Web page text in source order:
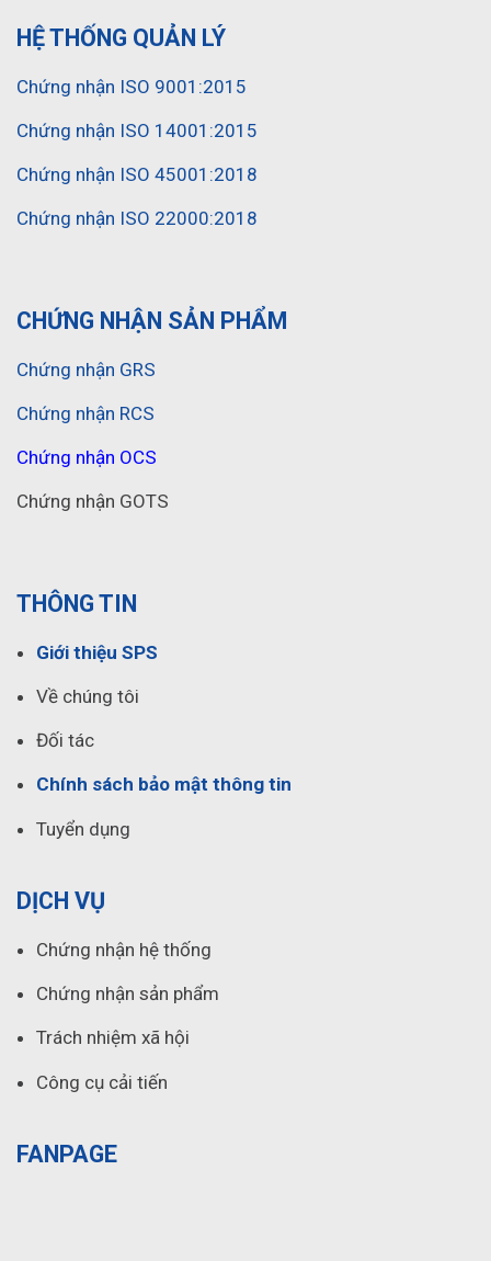
HỆ THỐNG QUẢN LÝ
Chứng nhận ISO 9001:2015
Chứng nhận ISO 14001:2015
Chứng nhận ISO 45001:2018
Chứng nhận ISO 22000:2018
CHỨNG NHẬN SẢN PHẨM
Chứng nhận GRS
Chứng nhận RCS
Chứng nhận OCS
Chứng nhận GOTS
THÔNG TIN
Giới thiệu SPS
Về chúng tôi
Đối tác
Chính sách bảo mật thông tin
Tuyển dụng
DỊCH VỤ
Chứng nhận hệ thống
Chứng nhận sản phẩm
Trách nhiệm xã hội
Công cụ cải tiến
FANPAGE